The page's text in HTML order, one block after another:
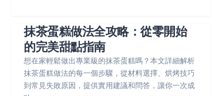
抹茶蛋糕做法全攻略：從零開始
的完美甜點指南
想在家輕鬆做出專業級的抹茶蛋糕嗎？本文詳細解析
抹茶蛋糕做法的每一個步驟，從材料選擇、烘烤技巧
到常見失敗原因，提供實用建議和問答，讓你一次成